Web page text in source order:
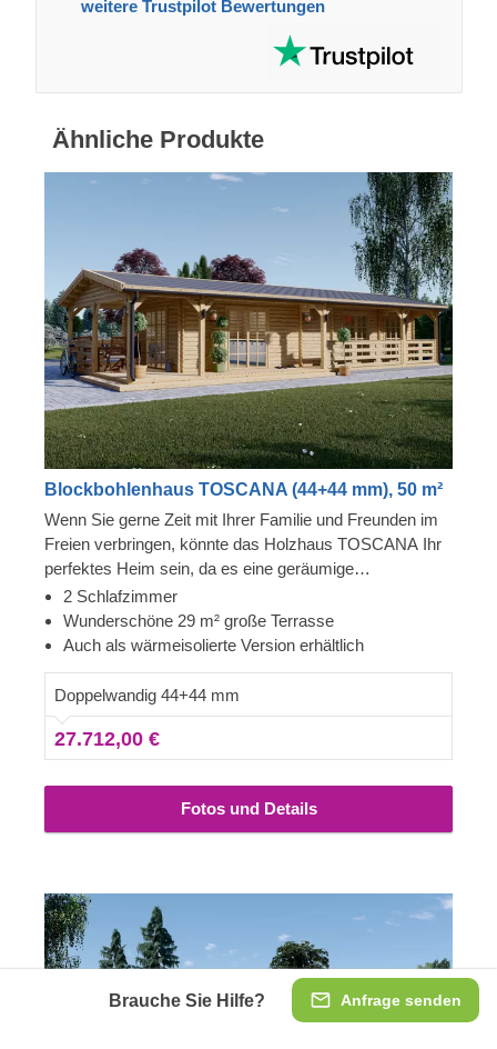
weitere Trustpilot Bewertungen
Anfrage senden
Brauche Sie Hilfe?
Ähnliche Produkte
Blockbohlenhaus TOSCANA (44+44 mm), 50 m²
Wenn Sie gerne Zeit mit Ihrer Familie und Freunden im
Freien verbringen, könnte das Holzhaus TOSCANA Ihr
perfektes Heim sein, da es eine geräumige
Innenaufteilung und eine herrliche Terrasse rund um das
Haus bietet. Dieses Modell wird von denjenigen sehr
geschätzt, die zeitlose Holzästhetik und Komfort
gemütlich und komfortabel beherbergen und es Ihnen
ermöglichen, Gäste zu empfangen, wann immer Ihnen
danach ist. Für besonders hohen Komfort ist auch eine
isolierte Version dieses Modells lieferbar.
2 Schlafzimmer
Wunderschöne 29 m² große Terrasse
Auch als wärmeisolierte Version erhältlich
Doppelwandig 44+44 mm
27.712,00 €
Fotos und Details